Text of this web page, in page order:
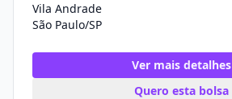
Vila Andrade
São Paulo/SP
Ver mais detalhes
Quero esta bolsa